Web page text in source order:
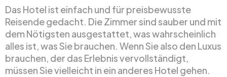
Das Hotel ist einfach und für preisbewusste
Reisende gedacht. Die Zimmer sind sauber und mit
dem Nötigsten ausgestattet, was wahrscheinlich
alles ist, was Sie brauchen. Wenn Sie also den Luxus
brauchen, der das Erlebnis vervollständigt,
müssen Sie vielleicht in ein anderes Hotel gehen.